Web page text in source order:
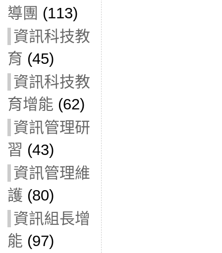
導團 (113)
資訊科技教
育 (45)
資訊科技教
育增能 (62)
資訊管理研
習 (43)
資訊管理維
護 (80)
資訊組長增
能 (97)